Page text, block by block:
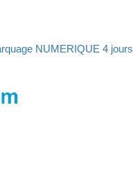
NUMERIQUE 4 jours